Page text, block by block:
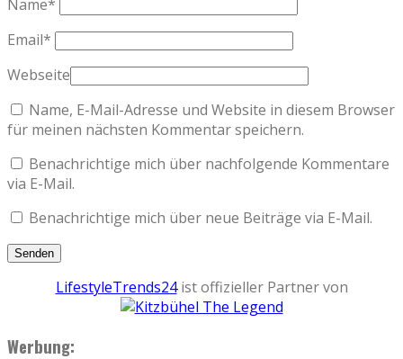
Name*
Email*
Webseite
Name, E-Mail-Adresse und Website in diesem Browser
für meinen nächsten Kommentar speichern.
Benachrichtige mich über nachfolgende Kommentare
via E-Mail.
Benachrichtige mich über neue Beiträge via E-Mail.
LifestyleTrends24ist offizieller Partner von
Werbung: